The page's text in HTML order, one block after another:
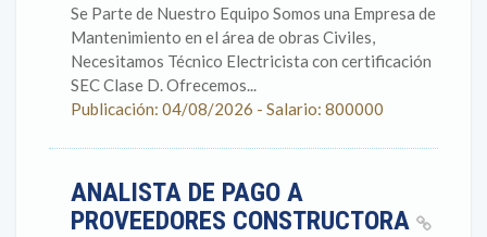
Se Parte de Nuestro Equipo Somos una Empresa de
Mantenimiento en el área de obras Civiles,
Necesitamos Técnico Electricista con certificación
SEC Clase D. Ofrecemos...
Publicación: 04/08/2026 - Salario: 800000
ANALISTA DE PAGO A
PROVEEDORES CONSTRUCTORA